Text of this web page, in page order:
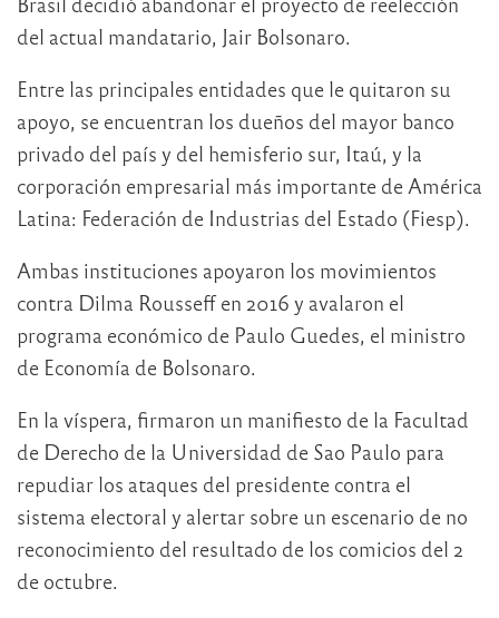
del actual mandatario, Jair Bolsonaro.
Entre las principales entidades que le quitaron su
apoyo, se encuentran los dueños del mayor banco
privado del país y del hemisferio sur, Itaú, y la
corporación empresarial más importante de América
Latina: Federación de Industrias del Estado (Fiesp).
Ambas instituciones apoyaron los movimientos
contra Dilma Rousseff en 2016 y avalaron el
programa económico de Paulo Guedes, el ministro
de Economía de Bolsonaro.
En la víspera, firmaron un manifiesto de la Facultad
de Derecho de la Universidad de Sao Paulo para
repudiar los ataques del presidente contra el
sistema electoral y alertar sobre un escenario de no
reconocimiento del resultado de los comicios del 2
de octubre.